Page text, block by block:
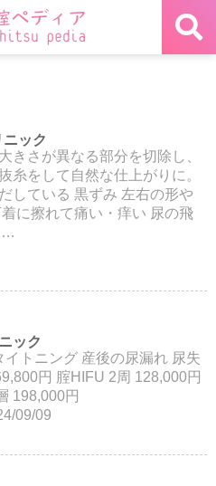
ック
きさが異なる部分を切除し、
糸をして自然な仕上がりに。
している 黒ずみ 左右の形や
に擦れて痛い・痒い 尿の飛
…
ック
イトニング 産後の尿漏れ 尿失
円 腟HIFU 2周 128,000円
198,000円
09/09